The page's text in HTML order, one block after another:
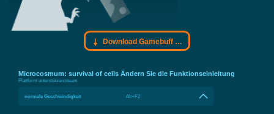
Download Gamebuff Trainer
Microcosmum: survival of cells Ändern Sie die Funktionseinleitung
Plattform unterstützen:steam
normale Geschwindigkeit Alt+F2